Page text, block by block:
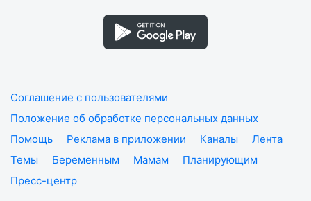
Соглашение с пользователями
Положение об обработке персональных данных
Помощь
Реклама в приложении Каналы
Лента
Темы
Беременным Мамам
Планирующим
Пресс-центр